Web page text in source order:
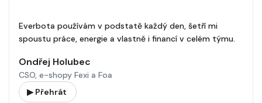
Everbota používám v podstatě každý den, šetří mi
spoustu práce, energie a vlastně i financí v celém týmu.
Ondřej Holubec
CSO, e-shopy Fexi a Foa
▶ Přehrát